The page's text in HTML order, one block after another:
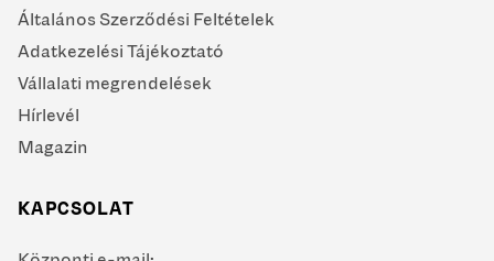
Általános Szerződési Feltételek
Adatkezelési Tájékoztató
Vállalati megrendelések
Hírlevél
Magazin
KAPCSOLAT